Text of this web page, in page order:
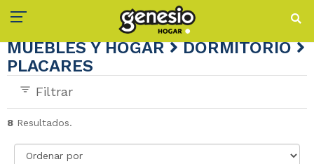
MUEBLES Y HOGAR DORMITORIO
PLACARES
Filtrar
8 Resultados.